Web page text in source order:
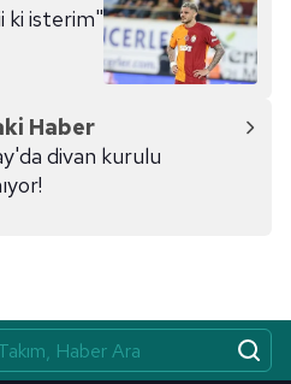
ki isterim"
Haber
divan kurulu